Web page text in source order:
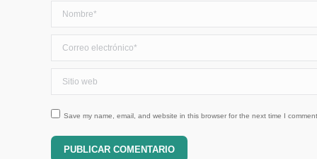
Save my name, email, and website in this browser for the next time I comment.
PUBLICAR COMENTARIO